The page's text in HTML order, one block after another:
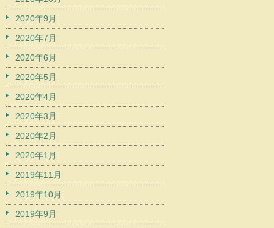
2020年9月
2020年7月
2020年6月
2020年5月
2020年4月
2020年3月
2020年2月
2020年1月
2019年11月
2019年10月
2019年9月